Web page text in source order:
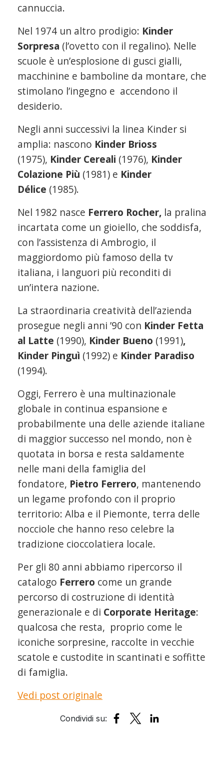
cannuccia.
Nel 1974 un altro prodigio: Kinder
Sorpresa (l’ovetto con il regalino). Nelle
scuole è un’esplosione di gusci gialli,
macchinine e bamboline da montare, che
stimolano l’ingegno e accendono il
desiderio.
Negli anni successivi la linea Kinder si
amplia: nascono Kinder Brioss
(1975), Kinder Cereali (1976), Kinder
Colazione Più (1981) e Kinder
Délice (1985).
Nel 1982 nasce Ferrero Rocher, la pralina
incartata come un gioiello, che soddisfa,
con l’assistenza di Ambrogio, il
maggiordomo più famoso della tv
italiana, i languori più reconditi di
un’intera nazione.
La straordinaria creatività dell’azienda
prosegue negli anni ’90 con Kinder Fetta
al Latte (1990), Kinder Bueno (1991),
Kinder Pinguì (1992) e Kinder Paradiso
(1994).
Oggi, Ferrero è una multinazionale
globale in continua espansione e
probabilmente una delle aziende italiane
di maggior successo nel mondo, non è
quotata in borsa e resta saldamente
nelle mani della famiglia del
fondatore, Pietro Ferrero, mantenendo
un legame profondo con il proprio
territorio: Alba e il Piemonte, terra delle
nocciole che hanno reso celebre la
tradizione cioccolatiera locale.
Per gli 80 anni abbiamo ripercorso il
catalogo Ferrero come un grande
percorso di costruzione di identità
generazionale e di Corporate Heritage:
qualcosa che resta, proprio come le
iconiche sorpresine, raccolte in vecchie
scatole e custodite in scantinati e soffitte
di famiglia.
Vedi post originale